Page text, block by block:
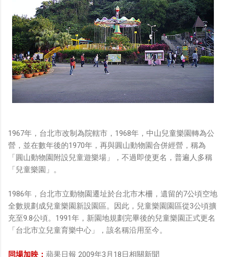
1967年，台北市改制為院轄市，1968年，中山兒童樂園轉為公
營，並在數年後的1970年，再與圓山動物園合併經營，稱為
「圓山動物園附設兒童遊樂場」，不過即使更名，普遍人多稱
「兒童樂園」。
1986年，台北市立動物園遷址於台北市木柵，遺留的7公頃空地
全數規劃成兒童樂園新設園區。因此，兒童樂園園區從3公頃擴
充至9.8公頃。1991年，新園地規劃完畢後的兒童樂園正式更名
「台北市立兒童育樂中心」，該名稱沿用至今。
同場加映： 蘋果日報 2009年3月18日相關新聞